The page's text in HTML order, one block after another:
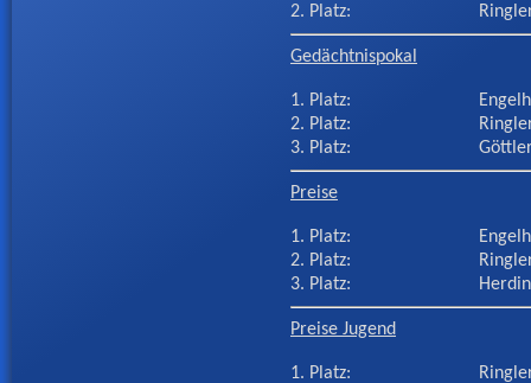
2. Platz:
Gedächtnispokal
1. Platz:
2. Platz:
3. Platz:
Preise
1. Platz:
2. Platz:
3. Platz:
Preise Jugend
1. Platz: